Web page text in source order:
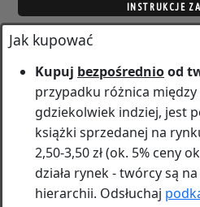
INSTRUKCJE
Jak kupować
Kupuj bezpośredniood
przypadku różnica
gdziekolwiek indziej, jest
książki sprzedanej na
2,50-3,50 zł (ok. 5% ceny
działa rynek - twórcy są
hierarchii. Odsłuchaj